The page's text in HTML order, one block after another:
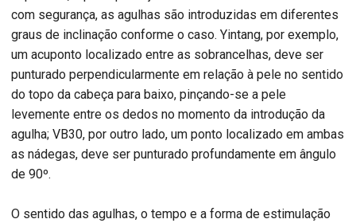
com segurança, as agulhas são introduzidas em diferentes
graus de inclinação conforme o caso. Yintang, por exemplo,
um acuponto localizado entre as sobrancelhas, deve ser
punturado perpendicularmente em relação à pele no sentido
do topo da cabeça para baixo, pinçando-se a pele
levemente entre os dedos no momento da introdução da
agulha; VB30, por outro lado, um ponto localizado em ambas
as nádegas, deve ser punturado profundamente em ângulo
de 90º.
O sentido das agulhas, o tempo e a forma de estimulação